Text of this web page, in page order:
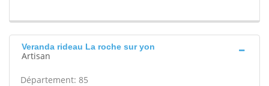
Veranda rideau La roche sur yon
Artisan
Département: 85